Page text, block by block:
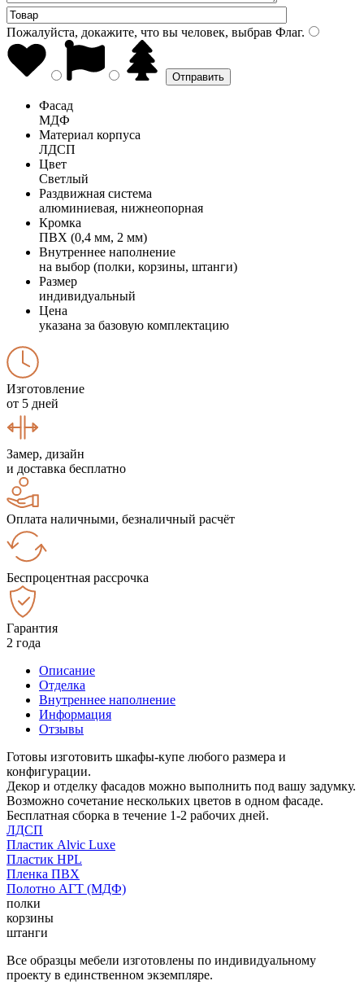
Пожалуйста, докажите, что вы человек, выбрав Флаг.
Фасад
МДФ
Материал корпуса
ЛДСП
Цвет
Светлый
Раздвижная система
алюминиевая, нижнеопорная
Кромка
ПВХ (0,4 мм, 2 мм)
Внутреннее наполнение
на выбор (полки, корзины, штанги)
Размер
индивидуальный
Цена
указана за базовую комплектацию
Изготовление
от 5 дней
Замер, дизайн
и доставка бесплатно
Оплата наличными, безналичный расчёт
Беспроцентная рассрочка
Гарантия
2 года
Описание
Отделка
Внутреннее наполнение
Информация
Отзывы
Готовы изготовить шкафы-купе любого размера и
конфигурации.
Декор и отделку фасадов можно выполнить под вашу задумку.
Возможно сочетание нескольких цветов в одном фасаде.
Бесплатная сборка в течение 1-2 рабочих дней.
ЛДСП
Пластик Alvic Luxe
Пластик HPL
Пленка ПВХ
Полотно АГТ (МДФ)
полки
корзины
штанги
Все образцы мебели изготовлены по индивидуальному
проекту в единственном экземпляре.